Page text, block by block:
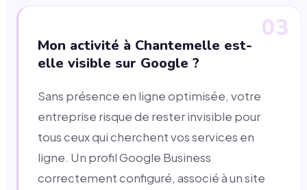
03
Mon activité à Chantemelle est-
elle visible sur Google ?
Sans présence en ligne optimisée, votre
entreprise risque de rester invisible pour
tous ceux qui cherchent vos services en
ligne. Un profil Google Business
correctement configuré, associé à un site